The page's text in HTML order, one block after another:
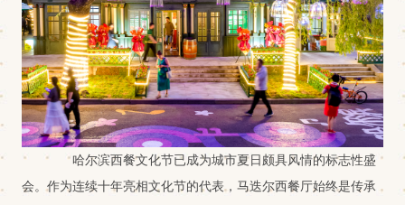
哈尔滨西餐文化节已成为城市夏日颇具风情的标志性盛
会。作为连续十年亮相文化节的代表，马迭尔西餐厅始终是传承